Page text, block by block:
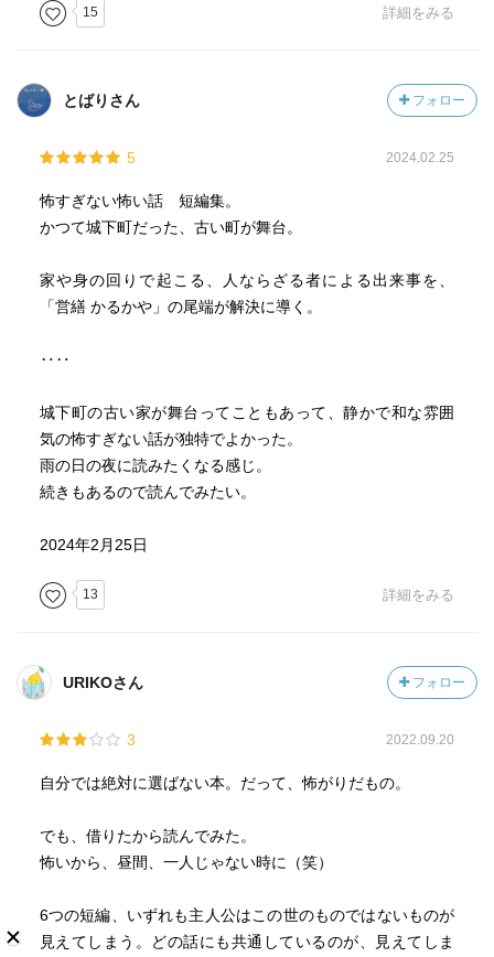
15 詳細をみる
とばりさん フォロー
5 2024.02.25
怖すぎない怖い話 短編集。
かつて城下町だった、古い町が舞台。
家や身の回りで起こる、人ならざる者による出来事を、
「営繕 かるかや」の尾端が解決に導く。
‥‥
城下町の古い家が舞台ってこともあって、静かで和な雰囲
気の怖すぎない話が独特でよかった。
雨の日の夜に読みたくなる感じ。
続きもあるので読んでみたい。
2024年2月25日
13 詳細をみる
URIKOさん フォロー
3 2022.09.20
自分では絶対に選ばない本。だって、怖がりだもの。
でも、借りたから読んでみた。
怖いから、昼間、一人じゃない時に（笑）
6つの短編、いずれも主人公はこの世のものではないものが
見えてしまう。どの話にも共通しているのが、見えてしま